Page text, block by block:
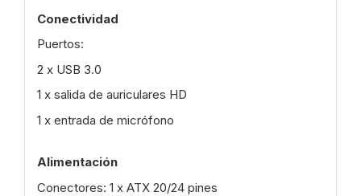
Conectividad
Puertos:
2 x USB 3.0
1 x salida de auriculares HD
1 x entrada de micrófono
Alimentación
Conectores: 1 x ATX 20/24 pines